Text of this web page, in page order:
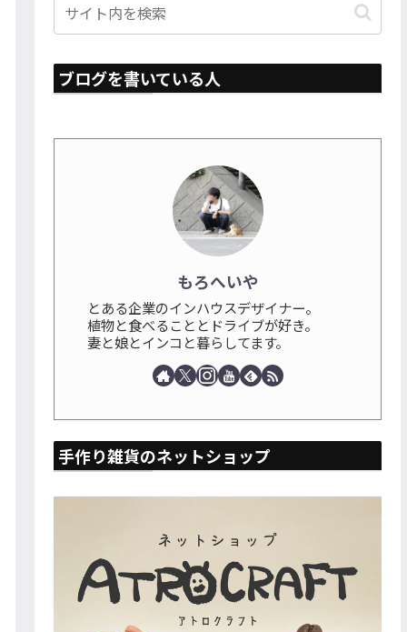
ブログを書いている人
もろへいや
とある企業のインハウスデザイナー。
植物と食べることとドライブが好き。
妻と娘とインコと暮らしてます。
手作り雑貨のネットショップ